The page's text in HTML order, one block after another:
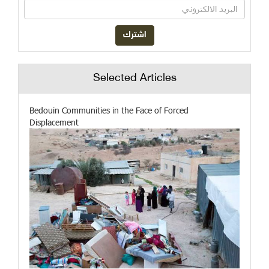
Selected Articles
Bedouin Communities in the Face of Forced
Displacement